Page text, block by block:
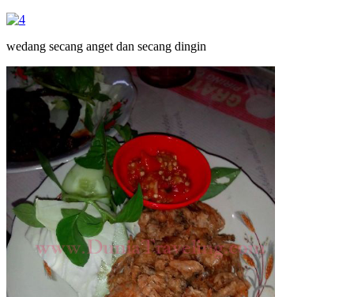
wedang secang anget dan secang dingin